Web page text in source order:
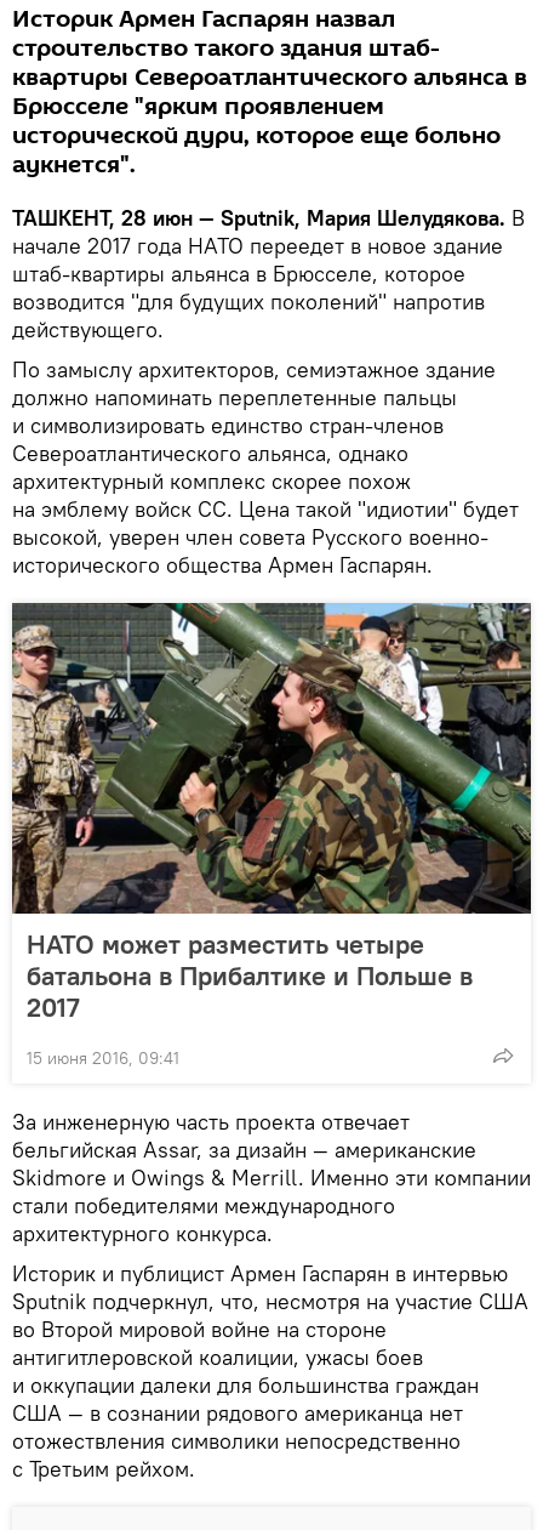
Историк Армен Гаспарян назвал
строительство такого здания штаб-
квартиры Североатлантического альянса в
Брюсселе "ярким проявлением
исторической дури, которое еще больно
аукнется".
ТАШКЕНТ, 28 июн — Sputnik, Мария Шелудякова. В
начале 2017 года НАТО переедет в новое здание
штаб-квартиры альянса в Брюсселе, которое
возводится "для будущих поколений" напротив
действующего.
По замыслу архитекторов, семиэтажное здание
должно напоминать переплетенные пальцы
и символизировать единство стран-членов
Североатлантического альянса, однако
архитектурный комплекс скорее похож
на эмблему войск СС. Цена такой "идиотии" будет
высокой, уверен член совета Русского военно-
исторического общества Армен Гаспарян.
НАТО может разместить четыре
батальона в Прибалтике и Польше в
2017
15 июня 2016, 09:41
За инженерную часть проекта отвечает
бельгийская Assar, за дизайн — американские
Skidmore и Owings & Merrill. Именно эти компании
стали победителями международного
архитектурного конкурса.
Историк и публицист Армен Гаспарян в интервью
Sputnik подчеркнул, что, несмотря на участие США
во Второй мировой войне на стороне
антигитлеровской коалиции, ужасы боев
и оккупации далеки для большинства граждан
США — в сознании рядового американца нет
отожествления символики непосредственно
с Третьим рейхом.